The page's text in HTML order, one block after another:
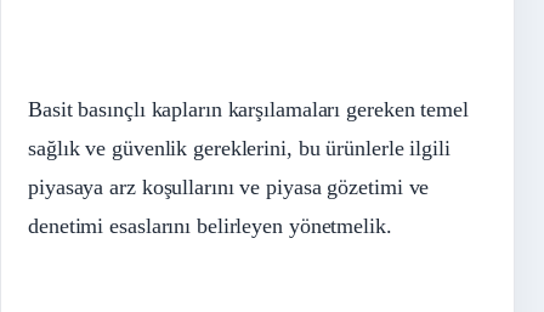
Basit basınçlı kapların karşılamaları gereken temel
sağlık ve güvenlik gereklerini, bu ürünlerle ilgili
piyasaya arz koşullarını ve piyasa gözetimi ve
denetimi esaslarını belirleyen yönetmelik.